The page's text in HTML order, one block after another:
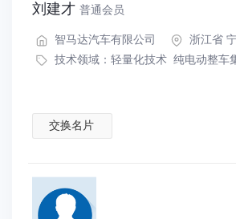
刘建才 普通会员
智马达汽车有限公司
浙江省
技术领域： 轻量化技术 纯电动整车
交换名片